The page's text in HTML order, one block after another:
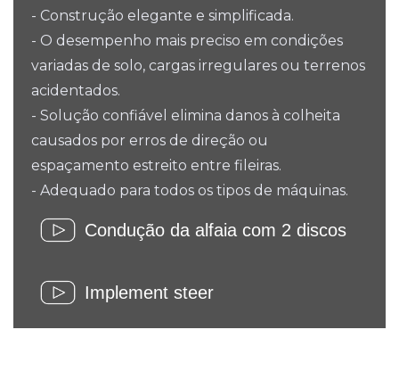
- Construção elegante e simplificada.
- O desempenho mais preciso em condições
variadas de solo, cargas irregulares ou terrenos
acidentados.
- Solução confiável elimina danos à colheita
causados ​​por erros de direção ou
espaçamento estreito entre fileiras.
- Adequado para todos os tipos de máquinas.
Condução da alfaia com 2 discos
Implement steer